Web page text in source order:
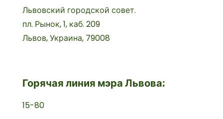
Львовский городской совет.
пл. Рынок, 1, каб. 209
Львов, Украина, 79008
Горячая линия мэра Львова:
15-80